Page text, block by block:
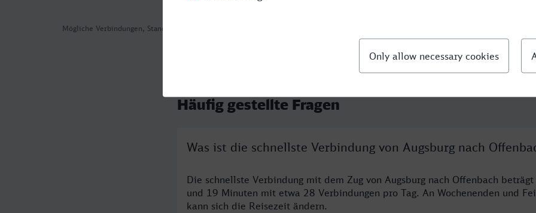
Mögliche Verbindungen, Stand: 2026-07-31 00:40
Häufig gestellte Fragen
Was ist die schnellste Verbindung von Augsburg nach
Die schnellste Verbindung mit dem Zug von Augsburg nach Offenbach beträgt
und 19 Minuten mit etwa 28 Verbindungen pro Tag. An Wochenenden und
kann sich die Reisezeit ändern.